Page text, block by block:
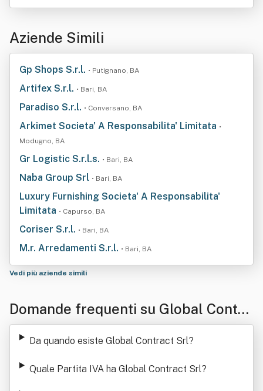
Aziende Simili
Gp Shops S.r.l. • Putignano, BA
Artifex S.r.l. • Bari, BA
Paradiso S.r.l. • Conversano, BA
Arkimet Societa' A Responsabilita' Limitata •
Modugno, BA
Gr Logistic S.r.l.s. • Bari, BA
Naba Group Srl • Bari, BA
Luxury Furnishing Societa' A Responsabilita'
Limitata • Capurso, BA
Coriser S.r.l. • Bari, BA
M.r. Arredamenti S.r.l. • Bari, BA
Vedi più aziende simili
Domande frequenti su Global Contra
ct Srl
Da quando esiste Global Contract Srl?
Quale Partita IVA ha Global Contract Srl?